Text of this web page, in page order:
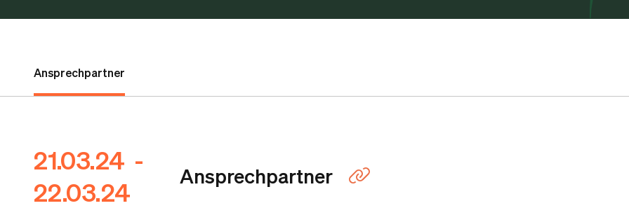
Ansprechpartner
21.03.24 -
22.03.24
Ansprechpartner